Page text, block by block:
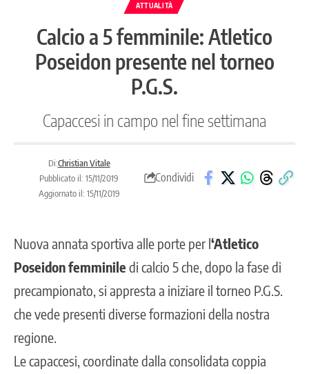
ATTUALITÀ
Calcio a 5 femminile: Atletico
Poseidon presente nel torneo
P.G.S.
Capaccesi in campo nel fine settimana
Di:Christian Vitale
Pubblicato il: 15/11/2019
Aggiornato il: 15/11/2019
Condividi
Nuova annata sportiva alle porte per l‘Atletico
Poseidon femminile di calcio 5 che, dopo la fase di
precampionato, si appresta a iniziare il torneo P.G.S.
che vede presenti diverse formazioni della nostra
regione.
Le capaccesi, coordinate dalla consolidata coppia